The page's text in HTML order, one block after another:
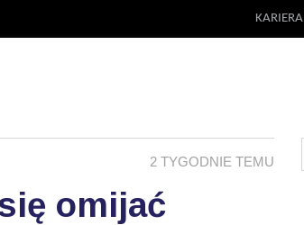
KARIERA
2 TYGODNIE TEMU
omijać